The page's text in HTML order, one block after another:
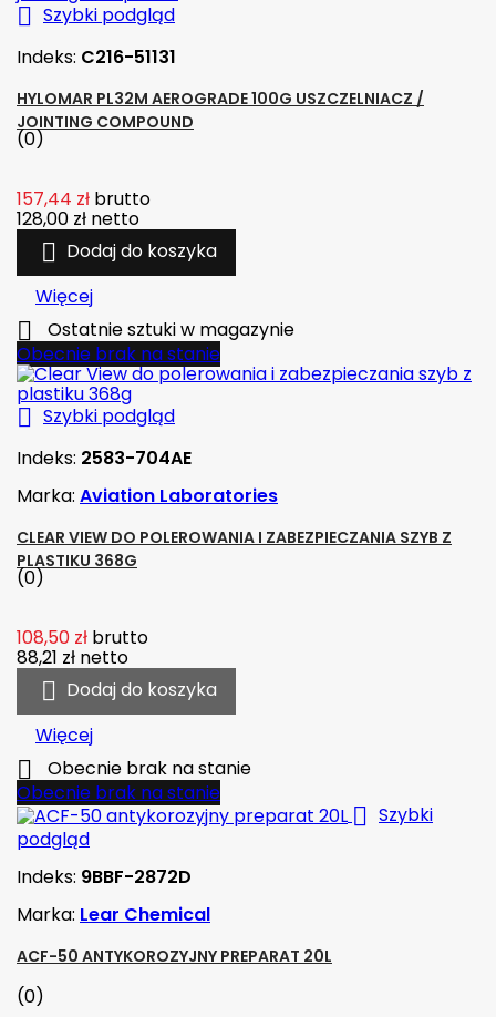
 Szybki podgląd
Indeks: C216-51131
HYLOMAR PL32M AEROGRADE 100G USZCZELNIACZ /
JOINTING COMPOUND
(0)
157,44 zł brutto
128,00 zł netto
 Dodaj do koszyka
Więcej

Ostatnie sztuki w magazynie
Obecnie brak na stanie
 Szybki podgląd
Indeks: 2583-704AE
Marka: Aviation Laboratories
CLEAR VIEW DO POLEROWANIA I ZABEZPIECZANIA SZYB Z
PLASTIKU 368G
(0)
108,50 zł brutto
88,21 zł netto
 Dodaj do koszyka
Więcej

Obecnie brak na stanie
Obecnie brak na stanie
 Szybki
podgląd
Indeks: 9BBF-2872D
Marka: Lear Chemical
ACF-50 ANTYKOROZYJNY PREPARAT 20L
(0)